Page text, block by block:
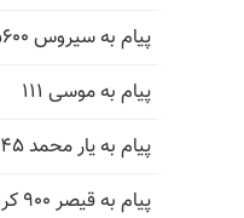
پیام به سیروس ۵۶۰۰
پیام به موسی ۱۱۱
پیام به یار محمد ۱۱۴۵
پیام به قیصر ۹۰۰ کرج